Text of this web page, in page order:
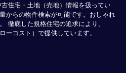
住宅・土地（売地）情報を扱ってい
からの物件検索が可能です。おしゃれ
徹底した規格住宅の追求により、
ーコスト）で提供しています。